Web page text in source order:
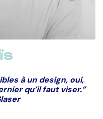
à un design, oui,
qu’il faut viser.”